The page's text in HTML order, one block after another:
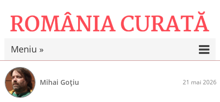
Meniu »
Mihai Goțiu 21 mai 2026